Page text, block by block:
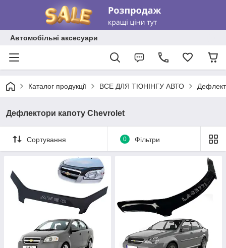
Автомобільні аксесуари
Каталог продукції ВСЕ ДЛЯ ТЮНІНГУ АВТО
Дефлектори капоту Chevrolet
Сортування 0 Фільтри